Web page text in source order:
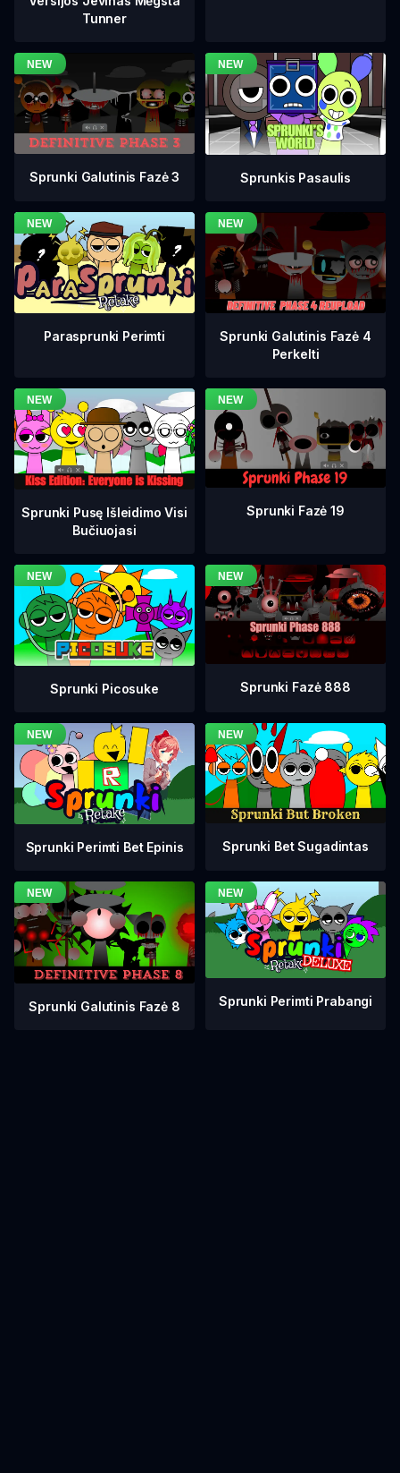
Tunner
Sprunki Galutinis Fazė 3 Sprunkis Pasaulis
Parasprunki Perimti
Sprunki Galutinis Fazė 4
Perkelti
Sprunki Pusę Išleidimo Visi
Bučiuojasi
Sprunki Fazė 19
Sprunki Picosuke Sprunki Fazė 888
Sprunki Perimti Bet Epinis Sprunki Bet Sugadintas
Sprunki Galutinis Fazė 8 Sprunki Perimti Prabangi